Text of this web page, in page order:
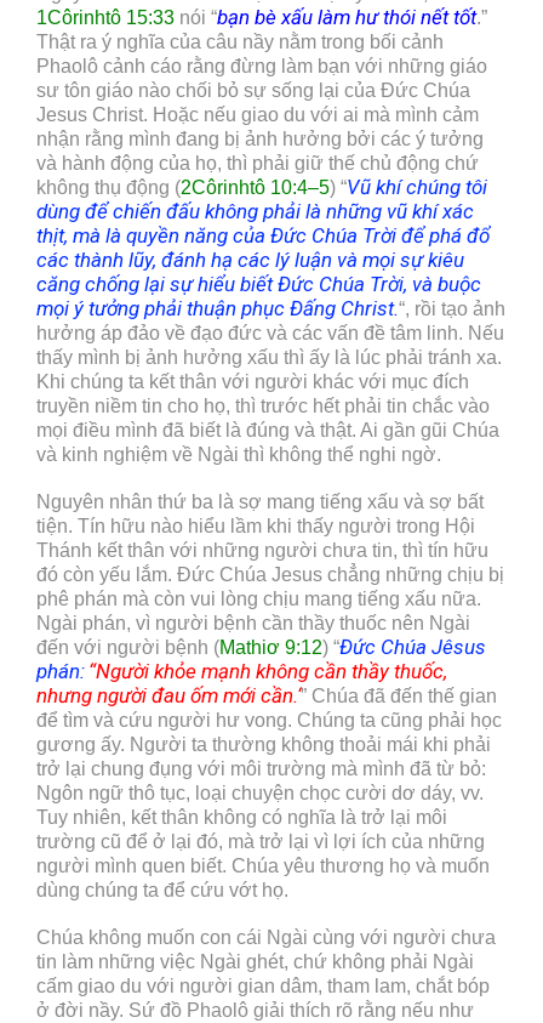
1Côrinhtô 15:33 nói “bạn bè xấu làm hư thói nết tốt.”
Thật ra ý nghĩa của câu nầy nằm trong bối cảnh
Phaolô cảnh cáo rằng đừng làm bạn với những giáo
sư tôn giáo nào chối bỏ sự sống lại của Đức Chúa
Jesus Christ. Hoặc nếu giao du với ai mà mình cảm
nhận rằng mình đang bị ảnh hưởng bởi các ý tưởng
và hành động của họ, thì phải giữ thế chủ động chứ
không thụ động (2Côrinhtô 10:4–5) “Vũ khí chúng tôi
dùng để chiến đấu không phải là những vũ khí xác
thịt, mà là quyền năng của Đức Chúa Trời để phá đổ
các thành lũy, đánh hạ các lý luận và mọi sự kiêu
căng chống lại sự hiểu biết Đức Chúa Trời, và buộc
mọi ý tưởng phải thuận phục Đấng Christ.“, rồi tạo ảnh
hưởng áp đảo về đạo đức và các vấn đề tâm linh. Nếu
thấy mình bị ảnh hưởng xấu thì ấy là lúc phải tránh xa.
Khi chúng ta kết thân với người khác với mục đích
truyền niềm tin cho họ, thì trước hết phải tin chắc vào
mọi điều mình đã biết là đúng và thật. Ai gần gũi Chúa
và kinh nghiệm về Ngài thì không thể nghi ngờ.
Nguyên nhân thứ ba là sợ mang tiếng xấu và sợ bất
tiện. Tín hữu nào hiểu lầm khi thấy người trong Hội
Thánh kết thân với những người chưa tin, thì tín hữu
đó còn yếu lắm. Đức Chúa Jesus chẳng những chịu bị
phê phán mà còn vui lòng chịu mang tiếng xấu nữa.
Ngài phán, vì người bệnh cần thầy thuốc nên Ngài
đến với người bệnh (Mathiơ 9:12) “Đức Chúa Jêsus
phán: “Người khỏe mạnh không cần thầy thuốc,
nhưng người đau ốm mới cần.‘” Chúa đã đến thế gian
để tìm và cứu người hư vong. Chúng ta cũng phải học
gương ấy. Người ta thường không thoải mái khi phải
trở lại chung đụng với môi trường mà mình đã từ bỏ:
Ngôn ngữ thô tục, loại chuyện chọc cười dơ dáy, vv.
Tuy nhiên, kết thân không có nghĩa là trở lại môi
trường cũ để ở lại đó, mà trở lại vì lợi ích của những
người mình quen biết. Chúa yêu thương họ và muốn
dùng chúng ta để cứu vớt họ.
Chúa không muốn con cái Ngài cùng với người chưa
tin làm những việc Ngài ghét, chứ không phải Ngài
cấm giao du với người gian dâm, tham lam, chắt bóp
ở đời nầy. Sứ đồ Phaolô giải thích rõ rằng nếu như